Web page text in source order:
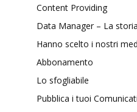
Content Providing
Data Manager – La storia
Hanno scelto i nostri
Abbonamento
Lo sfogliabile
Pubblica i tuoi